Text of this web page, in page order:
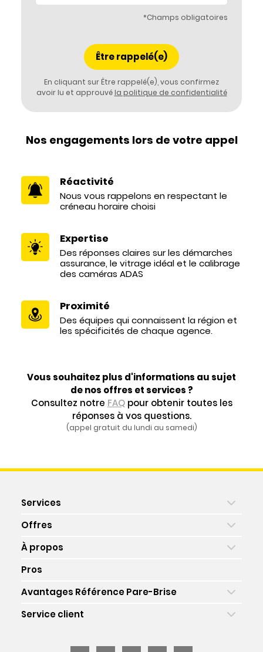
*Champs obligatoires
En cliquant sur Être rappelé(e), vous confirmez
avoir lu et approuvé la politique de confidentialité
Nos engagements lors de votre appel
Réactivité
Nous vous rappelons en respectant le
créneau horaire choisi
Expertise
Des réponses claires sur les démarches
assurance, le vitrage idéal et le calibrage
des caméras ADAS
Proximité
Des équipes qui connaissent la région et
les spécificités de chaque agence.
Vous souhaitez plus d'informations au sujet
de nos offres et services ?
Consultez notre FAQpour obtenir toutes les
réponses à vos questions.
(appel gratuit du lundi au samedi)
Services
Offres
À propos
Pros
Avantages Référence Pare-Brise
Service client